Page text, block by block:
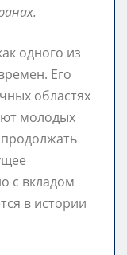
одного из
Его
областях
молодых
с вкладом
в истории